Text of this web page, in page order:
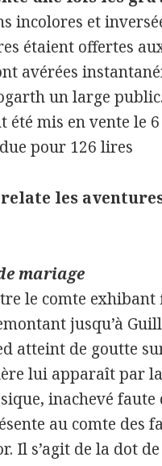
incolores et
étaient offertes
avérées
un large
été mis en vente le
pour 126 lires
les
mariage
le comte
jusqu’à
atteint de goutte
lui apparaît par
inachevé faute
au comte
Il s’agit de la dot